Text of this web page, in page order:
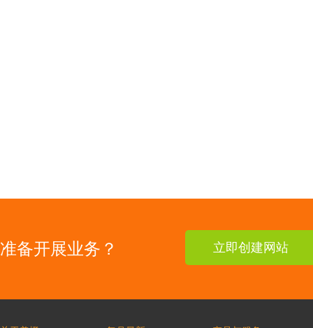
准备开展业务？ 立即创建网站